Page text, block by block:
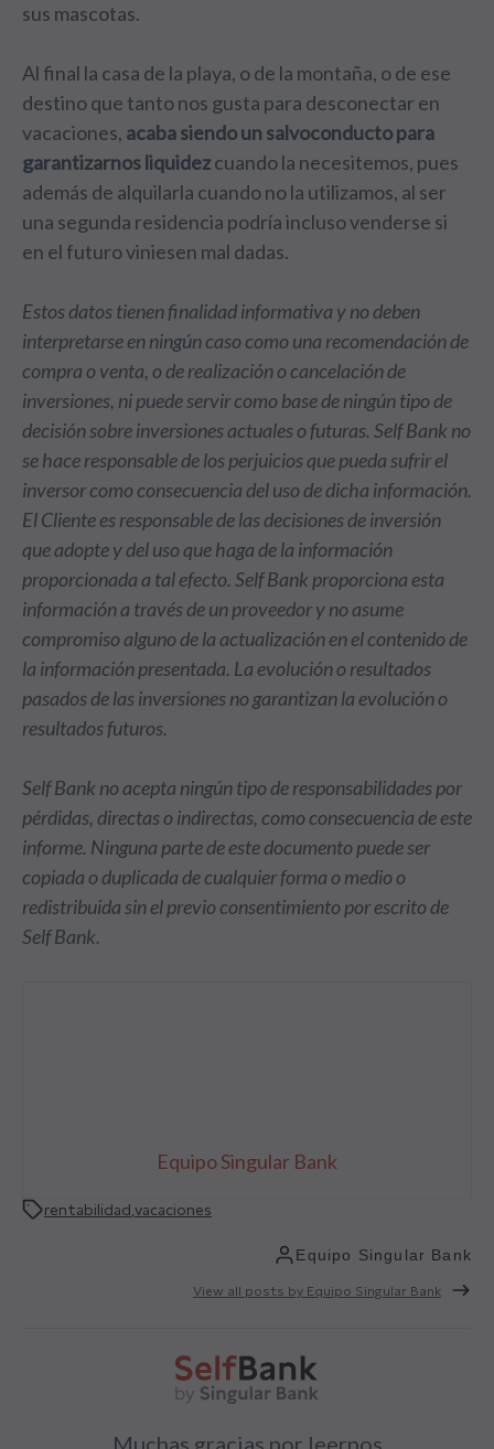
sus mascotas.
Al final la casa de la playa, o de la montaña, o de ese
destino que tanto nos gusta para desconectar en
vacaciones, acaba siendo un salvoconducto para
garantizarnos liquidezcuando la necesitemos, pues
además de alquilarla cuando no la utilizamos, al ser
una segunda residencia podría incluso venderse si
en el futuro viniesen mal dadas.
Estos datos tienen finalidad informativa y no deben
interpretarse en ningún caso como una recomendación de
compra o venta, o de realización o cancelación de
inversiones, ni puede servir como base de ningún tipo de
decisión sobre inversiones actuales o futuras. Self Bank no
se hace responsable de los perjuicios que pueda sufrir el
inversor como consecuencia del uso de dicha información.
El Cliente es responsable de las decisiones de inversión
que adopte y del uso que haga de la información
proporcionada a tal efecto. Self Bank proporciona esta
información a través de un proveedor y no asume
compromiso alguno de la actualización en el contenido de
la información presentada. La evolución o resultados
pasados de las inversiones no garantizan la evolución o
resultados futuros.
Self Bank no acepta ningún tipo de responsabilidades por
pérdidas, directas o indirectas, como consecuencia de este
informe. Ninguna parte de este documento puede ser
copiada o duplicada de cualquier forma o medio o
redistribuida sin el previo consentimiento por escrito de
Self Bank.
Equipo Singular Bank
rentabilidad vacaciones
Equipo Singular Bank
View all posts by Equipo Singular Bank
Muchas gracias por leernos